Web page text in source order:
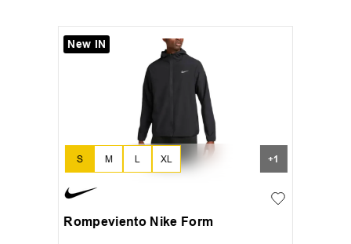
New IN
S L
M XL +1
Rompeviento Nike Form